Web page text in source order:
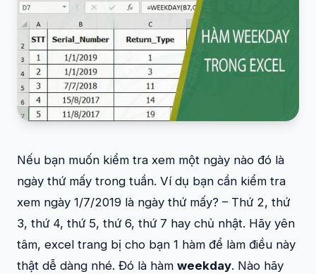
Nếu bạn muốn kiểm tra xem một ngày nào đó là
ngày thứ mấy trong tuần. Ví dụ bạn cần kiểm tra
xem ngày 1/7/2019 là ngày thứ mấy? – Thứ 2, thứ
3, thứ 4, thứ 5, thứ 6, thứ 7 hay chủ nhật. Hãy yên
tâm, excel trang bị cho bạn 1 hàm để làm điều này
thật dễ dàng nhé. Đó là hàm weekday. Nào hãy